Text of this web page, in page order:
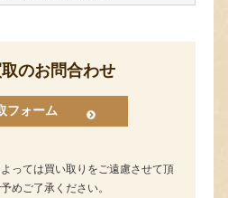
のお問合わせ
フォーム
っては買い取りをご遠慮させて頂
めご了承ください。